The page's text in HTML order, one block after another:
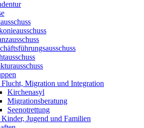
Migration und Integration
Kirchenasyl
Migrationsberatung
Seenotrettung
Jugend und Familien